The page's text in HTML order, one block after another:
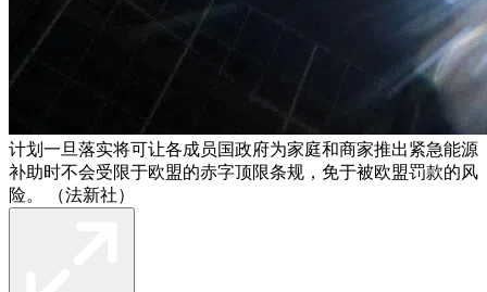
计划一旦落实将可让各成员国政府为家庭和商家推出紧急能源
补助时不会受限于欧盟的赤字顶限条规，免于被欧盟罚款的风
险。 （法新社）